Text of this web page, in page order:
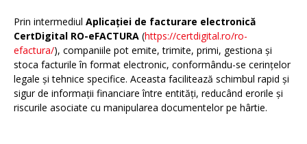
Prin intermediul Aplicației de facturare electronică
CertDigital RO-eFACTURA (https://certdigital.ro/ro-
efactura/), companiile pot emite, trimite, primi, gestiona și
stoca facturile în format electronic, conformându-se cerințelor
legale și tehnice specifice. Aceasta facilitează schimbul rapid și
sigur de informații financiare între entități, reducând erorile și
riscurile asociate cu manipularea documentelor pe hârtie.